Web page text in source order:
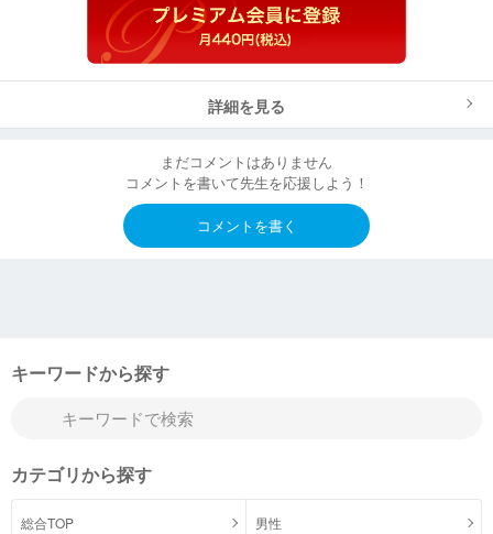
詳細を見る
まだコメントはありません
コメントを書いて先生を応援しよう！
コメントを書く
キーワードから探す
カテゴリから探す
総合TOP 男性